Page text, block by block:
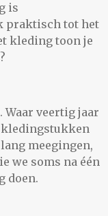
is
praktisch tot het
kleding toon je
. Waar veertig jaar
kledingstukken
meegingen,
we soms na één
doen.